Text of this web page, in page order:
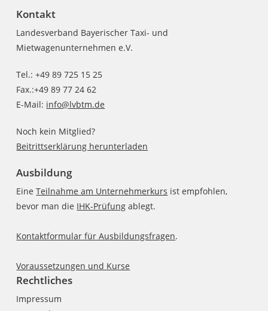
Kontakt
Landesverband Bayerischer Taxi- und
Mietwagenunternehmen e.V.
Tel.: +49 89 725 15 25
Fax.:+49 89 77 24 62
E-Mail: info@lvbtm.de
Noch kein Mitglied?
Beitrittserklärung herunterladen
Ausbildung
EineTeilnahme am Unternehmerkurs ist empfohlen,
bevor man die IHK-Prüfung ablegt.
Kontaktformular für Ausbildungsfragen.
Voraussetzungen und Kurse
Rechtliches
Impressum